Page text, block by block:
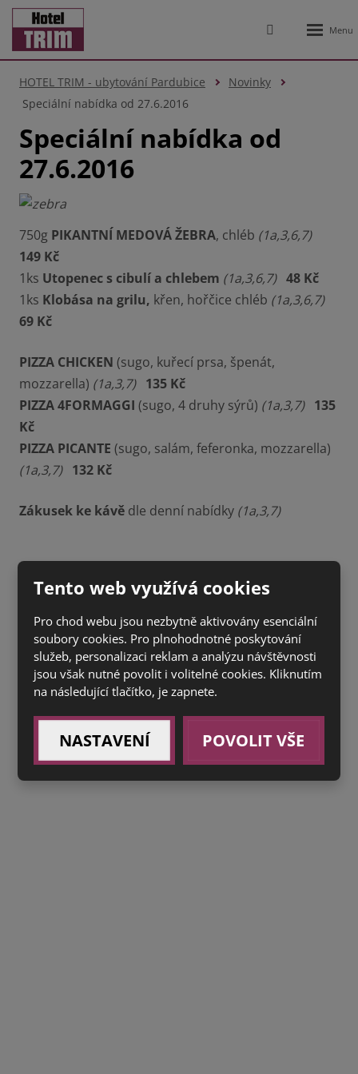
Vyhledávání
HOTEL TRIM - ubytování Pardubice
Novinky
Speciální nabídka od 27.6.2016
Speciální nabídka od
27.6.2016
750g PIKANTNÍ MEDOVÁ ŽEBRA, chléb (1a,3,6,7)
149 Kč
1ks Utopenec s cibulí a chlebem (1a,3,6,7) 48 Kč
1ks Klobása na grilu, křen, hořčice chléb (1a,3,6,7)
69 Kč
PIZZA CHICKEN (sugo, kuřecí prsa, špenát,
mozzarella) (1a,3,7) 135 Kč
PIZZA 4FORMAGGI (sugo, 4 druhy sýrů) (1a,3,7) 135
Kč
PIZZA PICANTE (sugo, salám, feferonka, mozzarella)
(1a,3,7) 132 Kč
Zákusek ke kávě dle denní nabídky (1a,3,7)
Tento web využívá cookies
Pro chod webu jsou nezbytně aktivovány esenciální
soubory cookies. Pro plnohodnotné poskytování
služeb, personalizaci reklam a analýzu návštěvnosti
jsou však nutné povolit i volitelné cookies. Kliknutím
na následující tlačítko, je zapnete.
NASTAVENÍ POVOLIT VŠE